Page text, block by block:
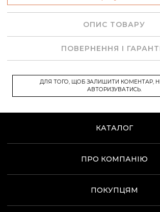
ОПИС ТОВАРУ
ПОВЕРНЕННЯ І
ДЛЯ ТОГО, ЩОБ ЗАЛИШИТИ КОМЕНТАР,
АВТОРИЗУВАТИСЬ.
КАТАЛОГ
ПРО КОМПАНІЮ
ПОКУПЦЯМ